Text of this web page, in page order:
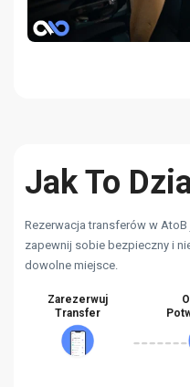
Jak To
Rezerwacja transferów w
zapewnij sobie bezpieczny i
dowolne miejsce.
Zarezerwuj
Transfer